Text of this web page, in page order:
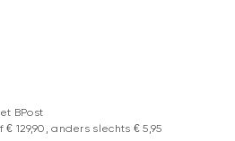
BPost
129,90, anders slechts € 5,95